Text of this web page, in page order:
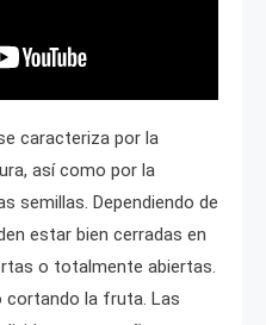
caracteriza por la
así como por la
semillas. Dependiendo de
estar bien cerradas en
o totalmente abiertas.
cortando la fruta. Las